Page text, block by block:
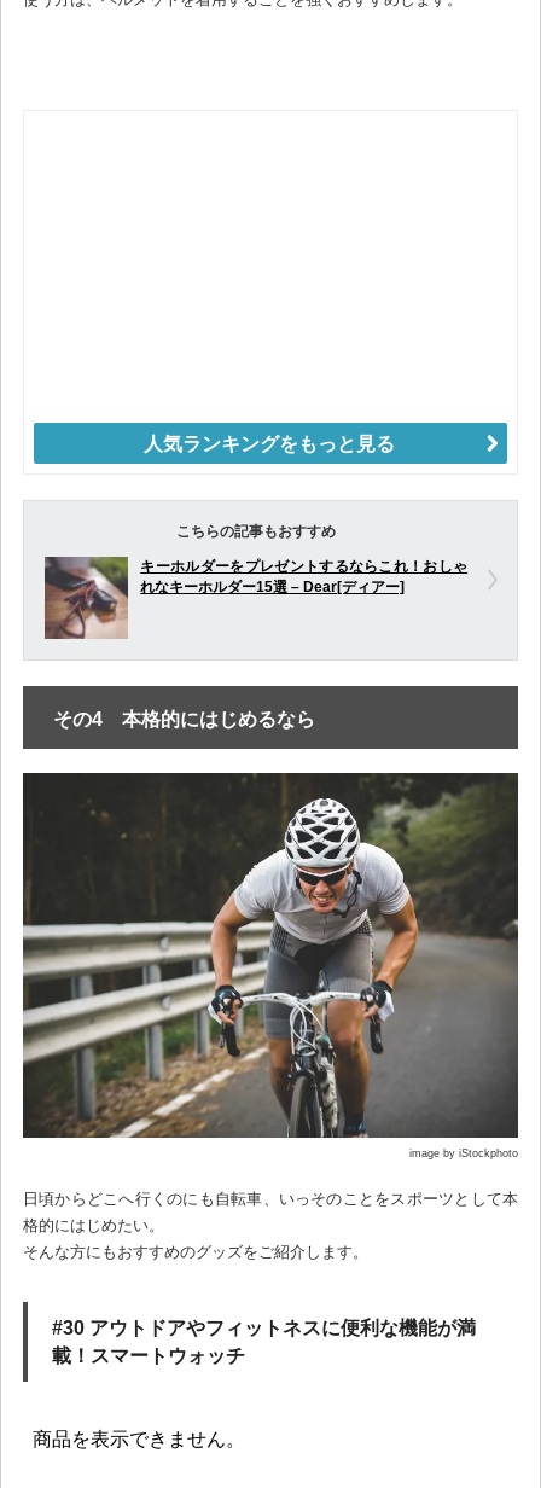
人気ランキングをもっと見る
こちらの記事もおすすめ
キーホルダーをプレゼントするならこれ！おしゃ
れなキーホルダー15選 – Dear[ディアー]
その4 本格的にはじめるなら
image by iStockphoto
日頃からどこへ行くのにも自転車、いっそのことをスポーツとして本
格的にはじめたい。
そんな方にもおすすめのグッズをご紹介します。
#30 アウトドアやフィットネスに便利な機能が満
載！スマートウォッチ